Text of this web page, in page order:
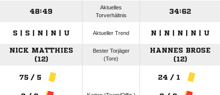
48:49
Aktuelles
Torverhältnis
34:62
S | S | N | N | U Aktueller Trend N | N | N | N | U
NICK MATTHIES
(12)
Bester Torjäger
(Tore)
HANNES BROSE
(12)
75 / 5 24 / 1